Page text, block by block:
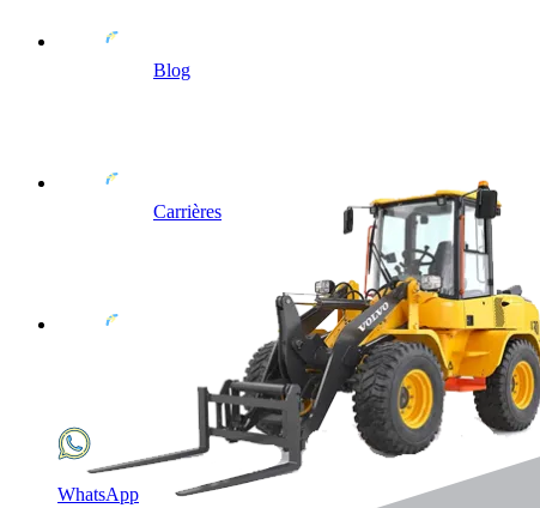
Blog
Carrières
WhatsApp